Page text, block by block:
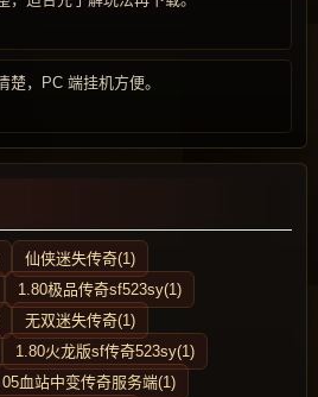
，PC 端挂机方便。
仙侠迷失传奇(1)
1.80极品传奇sf523sy(1)
无双迷失传奇(1)
1.80火龙版sf传奇523sy(1)
05血站中变传奇服务端(1)